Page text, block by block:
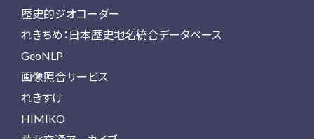
歴史的ジオコーダー
れきちめ：日本歴史地名統合データベース
GeoNLP
画像照合サービス
れきすけ
HIMIKO